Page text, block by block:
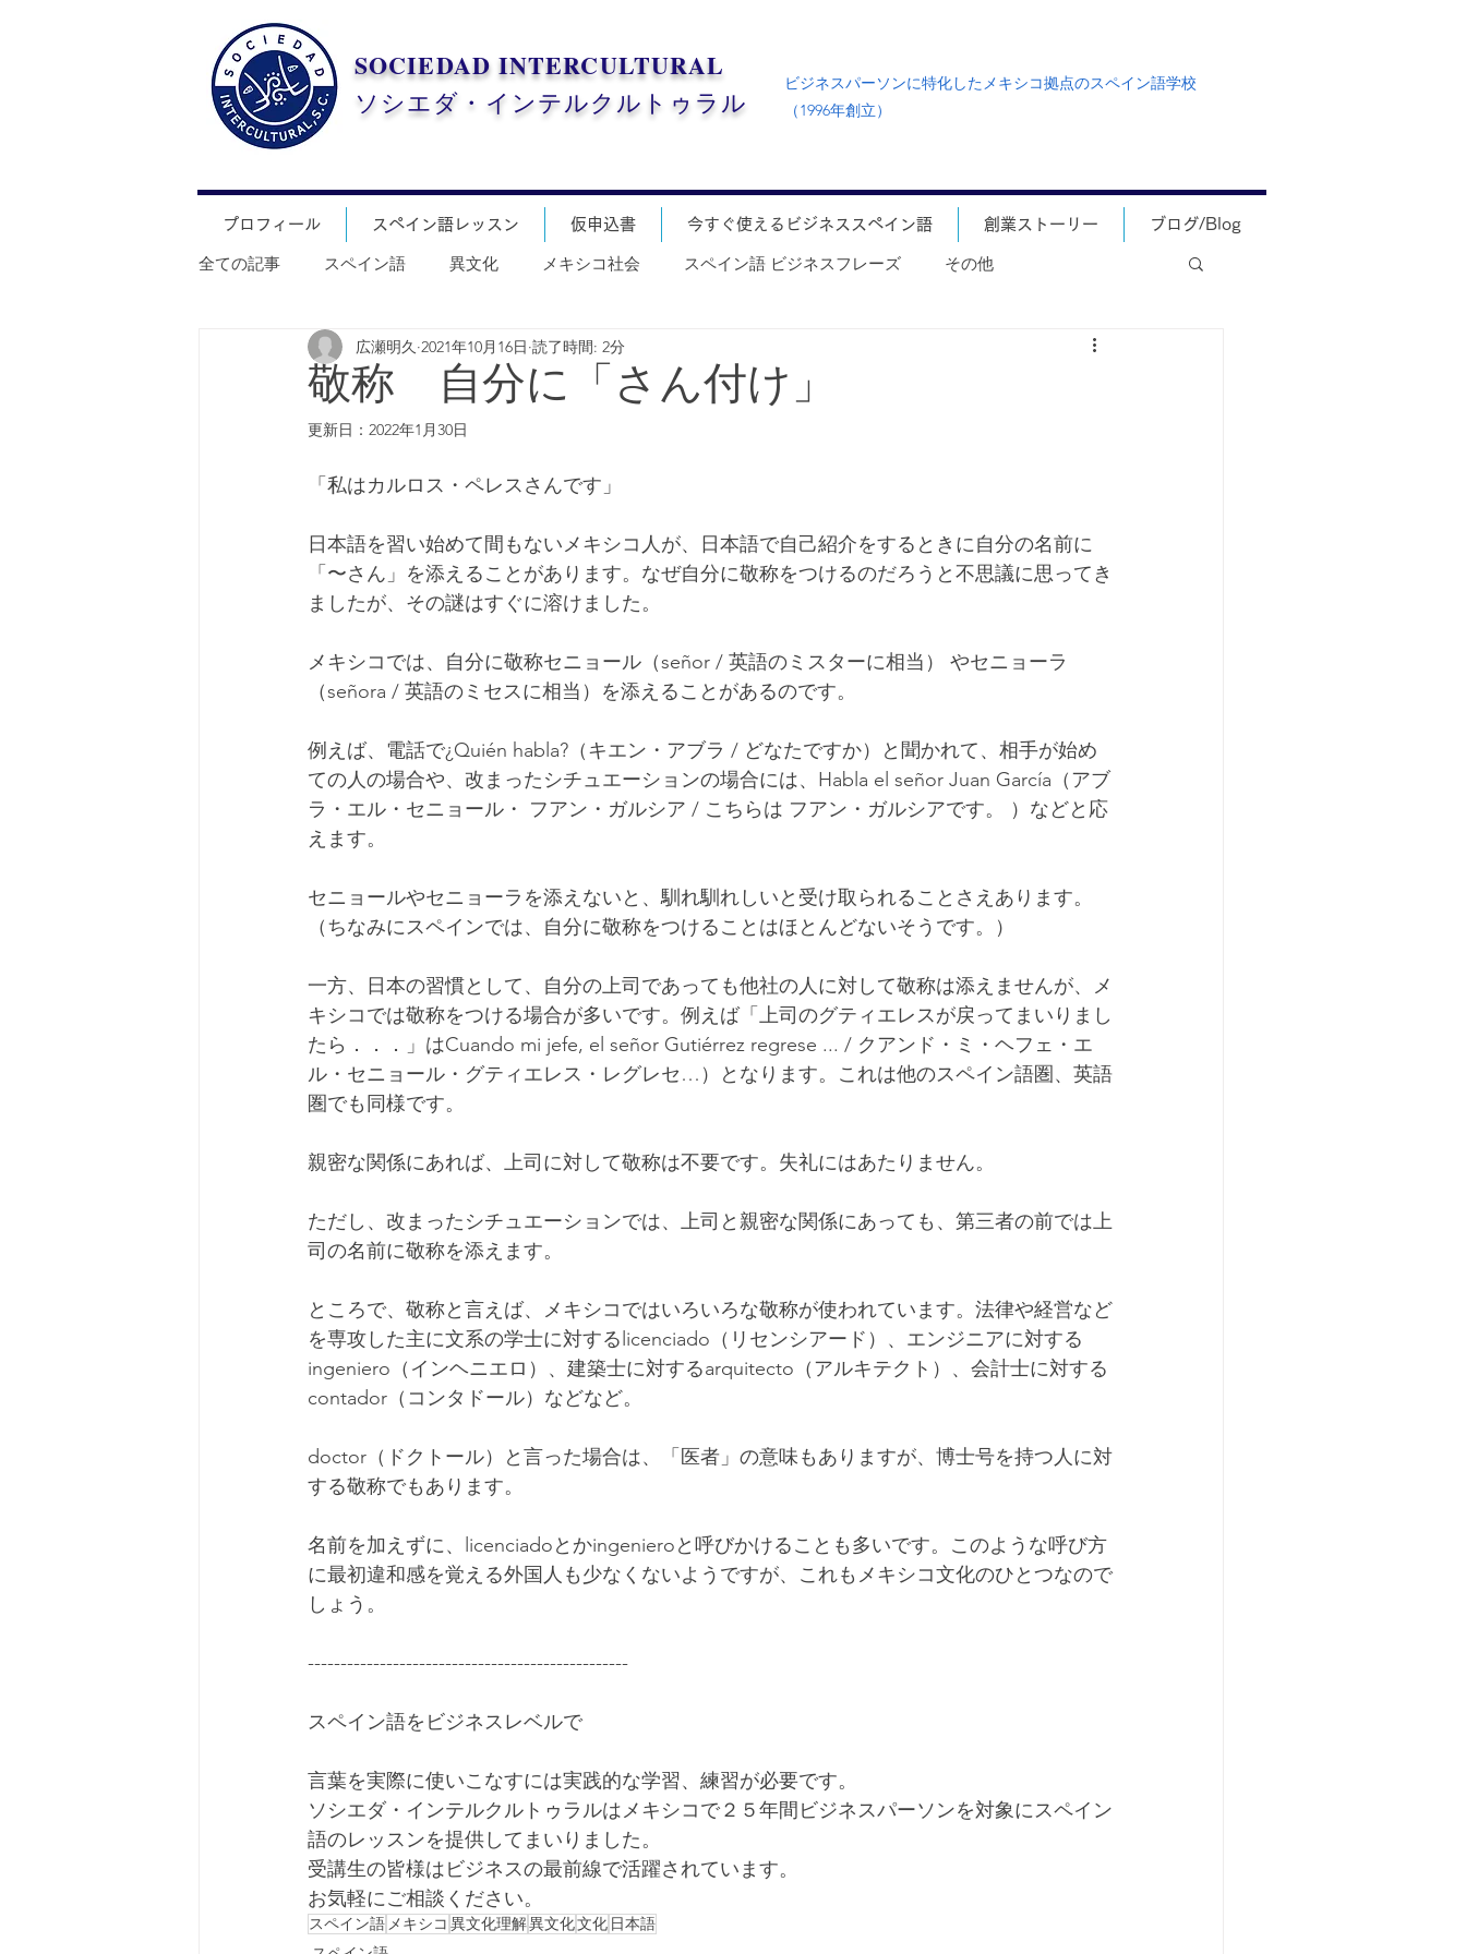
SOCIEDADINTERCULTURAL
​ソシエダ・インテルクルトゥラル
ビジネスパーソンに特化したメキシコ拠点のスペイン語学校
（1996年創立）
プロフィール スペイン語レッスン 仮申込書 今すぐ使えるビジネススペイン語 創業ストーリー ブログ/Blog
全ての記事 スペイン語 異文化 メキシコ社会 スペイン語 ビジネスフレーズ その他
敬称 自分に「さん付け」
広瀬明久 2021年10月16日 読了時間: 2分
更新日： 2022年1月30日
「私はカルロス・ペレスさんです」
日本語を習い始めて間もないメキシコ人が、日本語で自己紹介をするときに自分の名前に
「〜さん」を添えることがあります。なぜ自分に敬称をつけるのだろうと不思議に思ってき
ましたが、その謎はすぐに溶けました。
メキシコでは、自分に敬称セニョール（señor / 英語のミスターに相当） やセニョーラ
（señora / 英語のミセスに相当）を添えることがあるのです。
例えば、電話で¿Quién habla?（キエン・アブラ / どなたですか）と聞かれて、相手が始め
ての人の場合や、改まったシチュエーションの場合には、Habla el señor Juan García（アブ
ラ・エル・セニョール・ フアン・ガルシア / こちらは フアン・ガルシアです。 ）などと応
えます。
セニョールやセニョーラを添えないと、馴れ馴れしいと受け取られることさえあります。
（ちなみにスペインでは、自分に敬称をつけることはほとんどないそうです。）
一方、日本の習慣として、自分の上司であっても他社の人に対して敬称は添えませんが、メ
キシコでは敬称をつける場合が多いです。例えば「上司のグティエレスが戻ってまいりまし
たら．．．」はCuando mi jefe, el señor Gutiérrez regrese ... / クアンド・ミ・ヘフェ・エ
ル・セニョール・グティエレス・レグレセ…）となります。これは他のスペイン語圏、英語
圏でも同様です。
親密な関係にあれば、上司に対して敬称は不要です。失礼にはあたりません。
ただし、改まったシチュエーションでは、上司と親密な関係にあっても、第三者の前では上
司の名前に敬称を添えます。
ところで、敬称と言えば、メキシコではいろいろな敬称が使われています。法律や経営など
を専攻した主に文系の学士に対するlicenciado（リセンシアード）、エンジニアに対する
ingeniero（インヘニエロ）、建築士に対するarquitecto（アルキテクト）、会計士に対する
contador（コンタドール）などなど。
doctor（ドクトール）と言った場合は、「医者」の意味もありますが、博士号を持つ人に対
する敬称でもあります。
名前を加えずに、licenciadoとかingenieroと呼びかけることも多いです。このような呼び方
に最初違和感を覚える外国人も少なくないようですが、これもメキシコ文化のひとつなので
しょう。
-------------------------------------------------
スペイン語をビジネスレベルで
言葉を実際に使いこなすには実践的な学習、練習が必要です。
ソシエダ・インテルクルトゥラルはメキシコで２５年間ビジネスパーソンを対象にスペイン
語のレッスンを提供してまいりました。
受講生の皆様はビジネスの最前線で活躍されています。
お気軽にご相談ください。
スペイン語 メキシコ 異文化理解異文化文化 日本語